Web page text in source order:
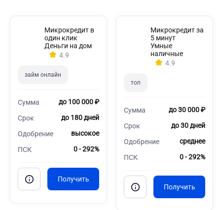
Микрокредит в
один клик
Деньги на дом
4.9
займ онлайн
Сумма до 100 000 ₽
Срок до 180 дней
Одобрение высокое
ПСК 0 - 292%
Микрокредит за
5 минут
Умные
наличные
4.9
топ
Сумма до 30 000 ₽
Срок до 30 дней
Одобрение среднее
ПСК 0 - 292%